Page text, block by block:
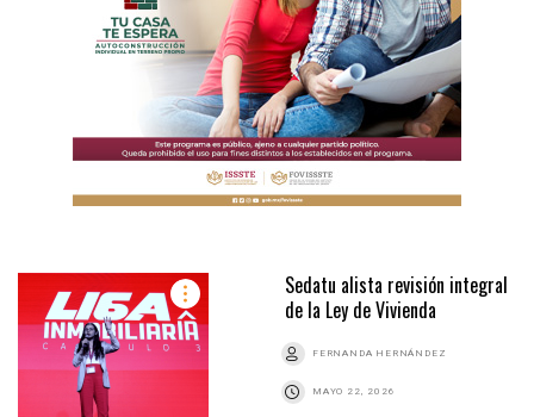
Sedatu alista revisión integral
de la Ley de Vivienda
FERNANDA HERNÁNDEZ
MAYO 22, 2026